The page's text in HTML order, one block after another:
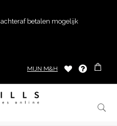
achteraf betalen mogelijk
MIJN M&H